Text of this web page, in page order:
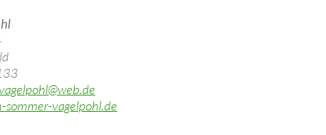
sommer-vagelpohl.de